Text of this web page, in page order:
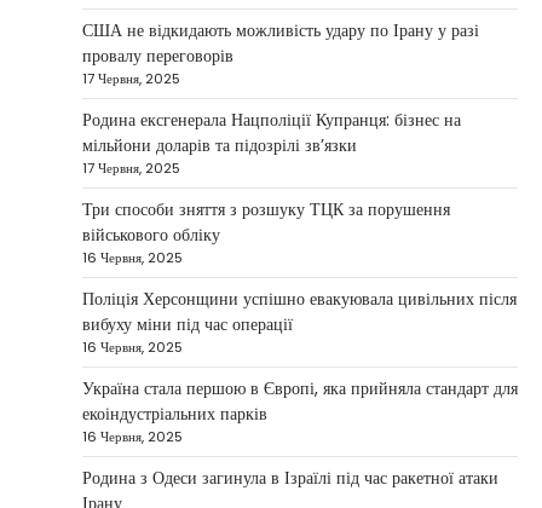
Taisiya Kovalchuk 5 Березня, 2026
Дубай протягом багатьох років утримує статус
одного з найбільш привабливих міжнародних
центрів для ведення бізнесу…
НОВИНИ
Головні новини ранку 4 березня:
дрони, Іран, фронт і заяви Європи
Taisiya Kovalchuk
Україна може долучитися до посилення систем
протидії іранським дронам на Близькому Сході,
новим верховним лідером…
НОВИНИ
Зеленський заявив про готовність
України допомогти стабілізувати
Близький Схід
Taisiya Kovalchuk 4 Березня, 2026
США не відкидають можливість удару по Ірану у разі
провалу переговорів
17 Червня, 2025
Родина ексгенерала Нацполіції Купранця: бізнес на
мільйони доларів та підозрілі зв’язки
17 Червня, 2025
Три способи зняття з розшуку ТЦК за порушення
військового обліку
16 Червня, 2025
Поліція Херсонщини успішно евакуювала цивільних після
вибуху міни під час операції
16 Червня, 2025
Україна стала першою в Європі, яка прийняла стандарт для
екоіндустріальних парків
16 Червня, 2025
Родина з Одеси загинула в Ізраїлі під час ракетної атаки
Ірану